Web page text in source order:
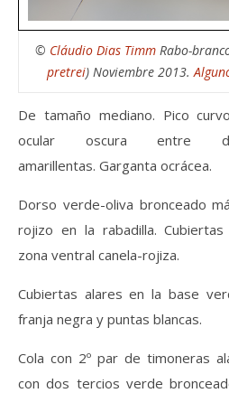
© Cláudio Dias TimmRabo-
pretrei) Noviembre 2013.
De tamaño mediano. Pico
ocular oscura entre
amarillentas. Garganta ocrácea.
Dorso verde-oliva bronceado
rojizo en la rabadilla.
zona ventral canela-rojiza.
Cubiertas alares en la base
franja negra y puntas blancas.
Cola con 2º par de timoneras
con dos tercios verde